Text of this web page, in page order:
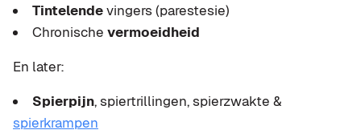
Tintelendevingers (parestesie)
Chronische vermoeidheid
En later:
Spierpijn, spiertrillingen, spierzwakte &
spierkrampen